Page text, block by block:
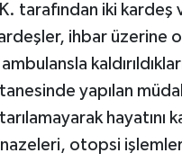
tarafından iki kardeş
ihbar üzerine
kaldırıldıkları
yapılan
hayatını
otopsi